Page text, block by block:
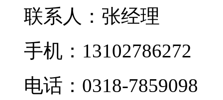
联系人：张经理
手机：13102786272
电话：0318-7859098